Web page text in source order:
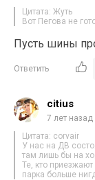
Цитата: Жуть
Вот Пегова не
Пусть шины
Ответить
citius
7 лет назад
Цитата: corvair
У нас на ДВ
там лишь бы на
Те, кто приезжают
парка больше